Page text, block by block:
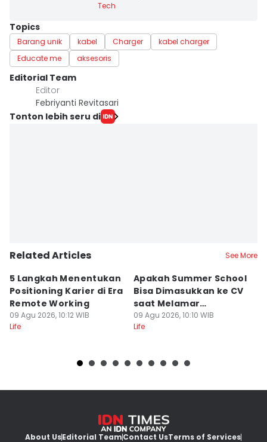
Tech
Topics
Barang unik kabel Charger
kabel charger
Educate me
aksesoris
Editorial Team
Editor
Febriyanti Revitasari
Tonton lebih seru di
Related Articles See More
5 Langkah Menentukan
Positioning Karier di Era
Remote Working
09 Agu 2026, 10:12 WIB
Life
Apakah Summer School
Bisa Dimasukkan ke CV
saat Melamar
Pekerjaan?
09 Agu 2026, 10:10 WIB
Life
About UsEditorial TeamContact UsTerms of Services